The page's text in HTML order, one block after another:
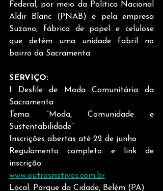
Federal, por meio da Política Nacional
Aldir Blanc (PNAB) e pela empresa
Suzano, fábrica de papel e celulose
que detém uma unidade fabril no
bairro da Sacramenta.
SERVIÇO:
I Desfile de Moda Comunitária da
Sacramenta
Tema: “Moda, Comunidade e
Sustentabilidade”
Inscrições abertas até 22 de junho
Regulamento completo e link de
inscrição:
www.outrosnativos.com.br
Local: Parque da Cidade, Belém (PA)